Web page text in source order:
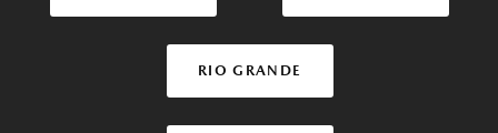
RIO GRANDE